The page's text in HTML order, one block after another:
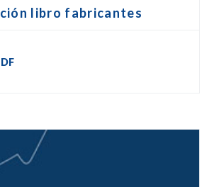
libro fabricantes